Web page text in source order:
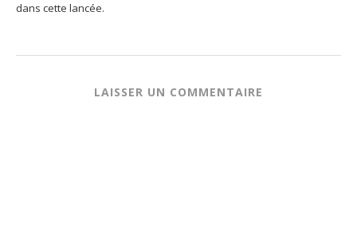
dans cette lancée.
LAISSER UN COMMENTAIRE